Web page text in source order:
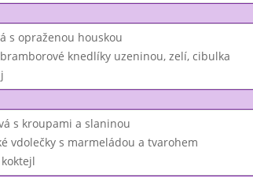
s opraženou houskou
knedlíky uzeninou, zelí, cibulka
s kroupami a slaninou
vdolečky s marmeládou a tvarohem